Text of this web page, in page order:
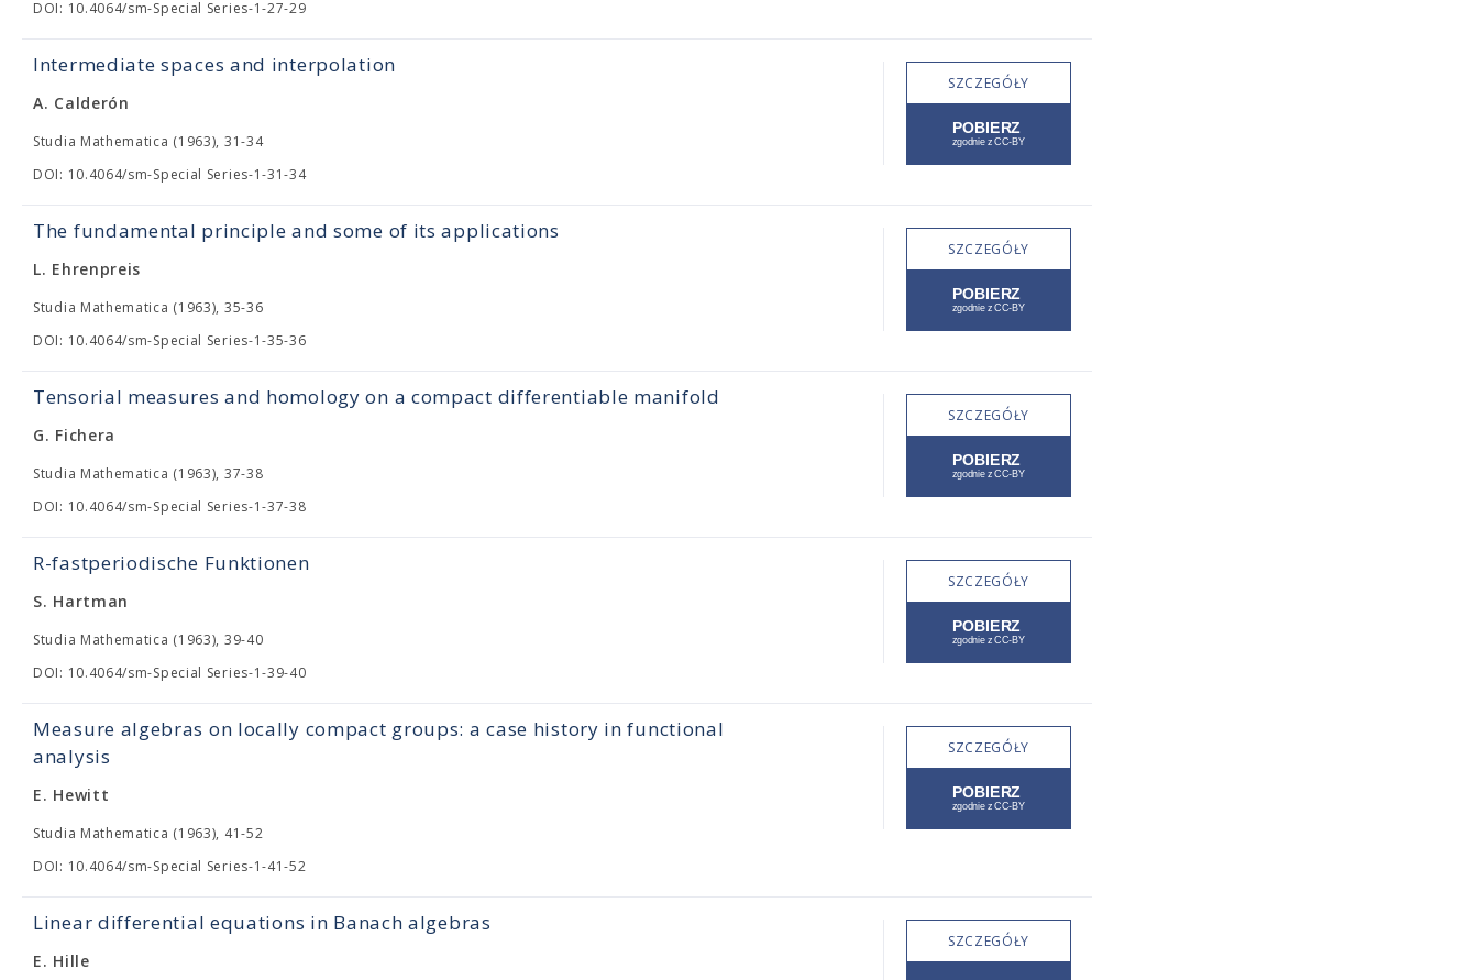
DOI: 10.4064/sm-Special Series-1-27-29
Intermediate spaces and interpolation
A. Calderón
Studia Mathematica (1963), 31-34
DOI: 10.4064/sm-Special Series-1-31-34
SZCZEGÓŁY
The fundamental principle and some of its applications
L. Ehrenpreis
Studia Mathematica (1963), 35-36
DOI: 10.4064/sm-Special Series-1-35-36
SZCZEGÓŁY
Tensorial measures and homology on a compact differentiable manifold
G. Fichera
Studia Mathematica (1963), 37-38
DOI: 10.4064/sm-Special Series-1-37-38
SZCZEGÓŁY
R-fastperiodische Funktionen
S. Hartman
Studia Mathematica (1963), 39-40
DOI: 10.4064/sm-Special Series-1-39-40
SZCZEGÓŁY
Measure algebras on locally compact groups: a case history in functional
analysis
E. Hewitt
Studia Mathematica (1963), 41-52
DOI: 10.4064/sm-Special Series-1-41-52
SZCZEGÓŁY
Linear differential equations in Banach algebras
E. Hille
SZCZEGÓŁY